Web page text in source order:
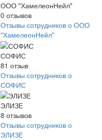
ООО "ХамелеонНейл"
0 отзывов
Отзывы сотрудников о ООО
"ХамелеонНейл"
СОФИС
81 отзыв
Отзывы сотрудников о
СОФИС
ЭЛИЗЕ
8 отзывов
Отзывы сотрудников о
ЭЛИЗЕ